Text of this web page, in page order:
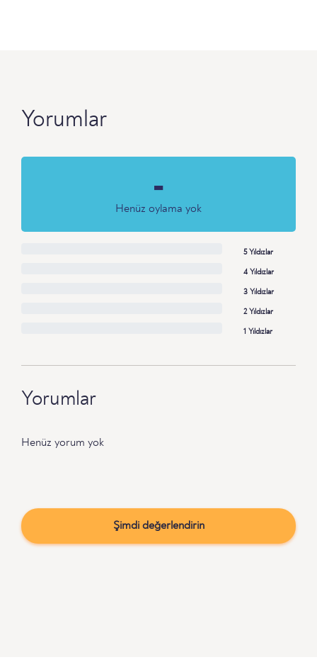
Yorumlar
-
Henüz oylama yok
5 Yıldızlar
4 Yıldızlar
3 Yıldızlar
2 Yıldızlar
1 Yıldızlar
Yorumlar
Henüz yorum yok
Şimdi değerlendirin